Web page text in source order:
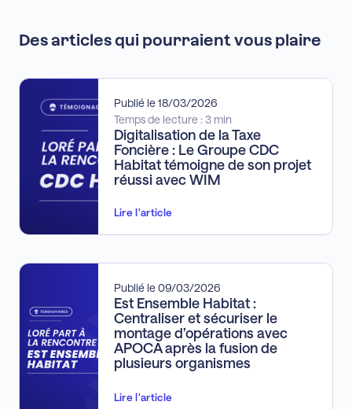
Des articles qui pourraient vous plaire
Publié le 18/03/2026
Temps de lecture : 3 min
Digitalisation de la Taxe
Foncière : Le Groupe CDC
Habitat témoigne de son projet
réussi avec WIM
Lire l'article
Publié le 09/03/2026
Est Ensemble Habitat :
Centraliser et sécuriser le
montage d’opérations avec
APOCA après la fusion de
plusieurs organismes
Lire l'article